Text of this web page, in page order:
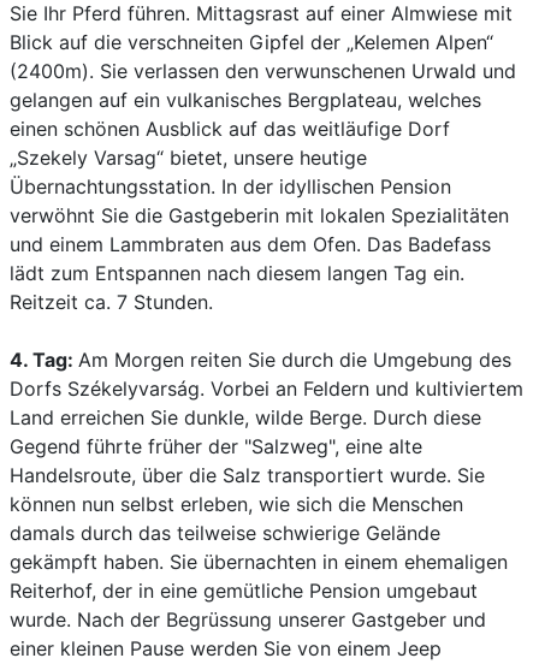
Sie Ihr Pferd führen. Mittagsrast auf einer Almwiese mit
Blick auf die verschneiten Gipfel der „Kelemen Alpen“
(2400m). Sie verlassen den verwunschenen Urwald und
gelangen auf ein vulkanisches Bergplateau, welches
einen schönen Ausblick auf das weitläufige Dorf
„Szekely Varsag“ bietet, unsere heutige
Übernachtungsstation. In der idyllischen Pension
verwöhnt Sie die Gastgeberin mit lokalen Spezialitäten
und einem Lammbraten aus dem Ofen. Das Badefass
lädt zum Entspannen nach diesem langen Tag ein.
Reitzeit ca. 7 Stunden.
4. Tag: Am Morgen reiten Sie durch die Umgebung des
Dorfs Székelyvarság. Vorbei an Feldern und kultiviertem
Land erreichen Sie dunkle, wilde Berge. Durch diese
Gegend führte früher der "Salzweg", eine alte
Handelsroute, über die Salz transportiert wurde. Sie
können nun selbst erleben, wie sich die Menschen
damals durch das teilweise schwierige Gelände
gekämpft haben. Sie übernachten in einem ehemaligen
Reiterhof, der in eine gemütliche Pension umgebaut
wurde. Nach der Begrüssung unserer Gastgeber und
einer kleinen Pause werden Sie von einem Jeep